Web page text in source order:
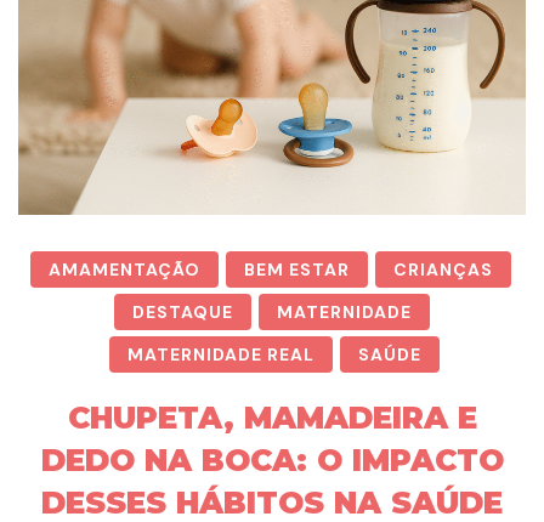
AMAMENTAÇÃO BEM ESTAR
CRIANÇAS
DESTAQUE
MATERNIDADE
MATERNIDADE REAL
SAÚDE
CHUPETA, MAMADEIRA E
DEDO NA BOCA: O IMPACTO
DESSES HÁBITOS NA SAÚDE